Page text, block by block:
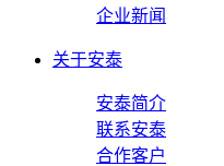
企业新闻
关于安泰
安泰简介
联系安泰
合作客户